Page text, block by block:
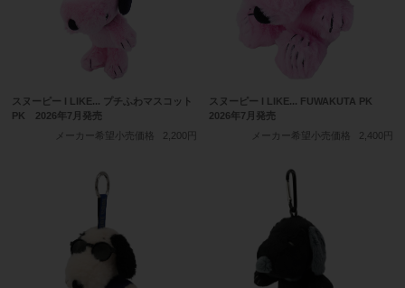
スヌーピー I LIKE... プチふわマスコット
PK 2026年7月発売
メーカー希望小売価格
2,200円
スヌーピー I LIKE... FUWAKUTA PK
2026年7月発売
メーカー希望小売価格
2,400円